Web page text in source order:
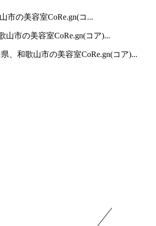
市の美容室CoRe.gn(コ...
山市の美容室CoRe.gn(コア)...
、和歌山市の美容室CoRe.gn(コア)...